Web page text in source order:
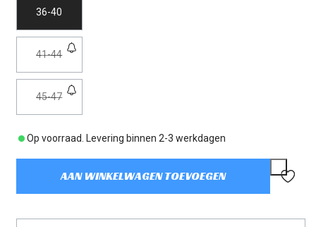
36-40
41-44Variant
of
niet
beschikbaar
45-47Variant
niet
Op voorraad. Levering binnen 2-3 werkdagen
AAN WINKELWAGEN TOEVOEGEN